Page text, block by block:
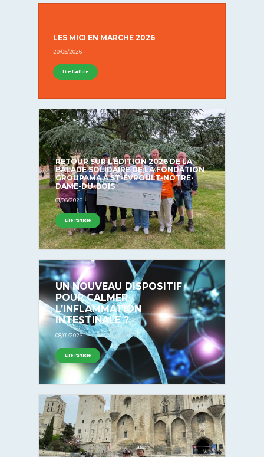
LES MICI EN MARCHE 2026
20/05/2026
Lire l'article
RETOUR SUR L’ÉDITION 2026 DE LA
BALADE SOLIDAIRE DE LA FONDATION
GROUPAMA À ST-ÉVROULT-NOTRE-
DAME-DU-BOIS
01/06/2026
Lire l'article
UN NOUVEAU DISPOSITIF
POUR CALMER
L’INFLAMMATION
INTESTINALE ?
08/01/2026
Lire l'article